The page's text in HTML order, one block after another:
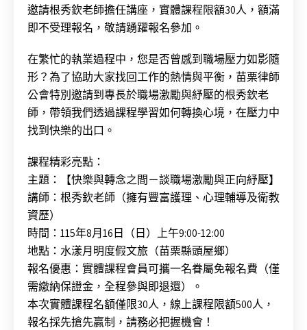
邀請根秀欽老師擔任講座， 實體課程限額30人，額滿
即不受理報名，敬請踴躍報名參加。
在繁忙的執業過程中，您是否曾感到職場壓力如影隨
形？為了協助大家找回工作的熱情與平衡， 苗栗律師
公會特別邀請到專長於職場激勵與紓壓的根秀欽老
師， 帶領我們透過課程學習如何轉換心境，在壓力中
找到快樂的出口。
課程精彩亮點：
主題：【快樂與轉念之間－談職場激勵與正向紓壓】
講師：根秀欽老師（擁有豐富護理、心理輔導及衛教
資歷）
時間：115年8月16日（日）上午9:00-12:00
地點：水漾月明度假文旅（苗栗縣頭屋鄉）
報名優惠：實體課程會員可攜一名眷屬免報名費（僅
需繳納保證金， 全程參與即退還）。
本次實體課程名額僅限30人，線上課程限額500人，
報名採先搶先贏制，請務必把握機會！